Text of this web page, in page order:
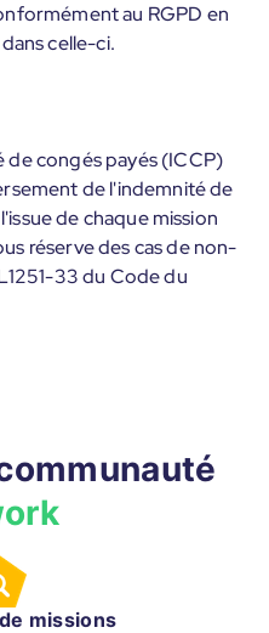
au RGPD en
celle-ci.
congés payés (ICCP)
de l'indemnité de
de chaque mission
réserve des cas de non-
33 du Code du
missions